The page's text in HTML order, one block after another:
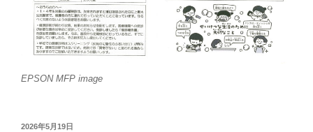
EPSON MFP image
投
2026年5月19日